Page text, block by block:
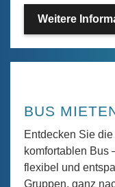
Weitere
BUS
Entdecken Sie
komfortablen Bus
flexibel und
Gruppen, ganz